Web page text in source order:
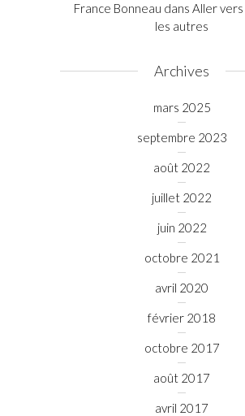
France Bonneau dans Aller vers
les autres
Archives
mars 2025
septembre 2023
août 2022
juillet 2022
juin 2022
octobre 2021
avril 2020
février 2018
octobre 2017
août 2017
avril 2017